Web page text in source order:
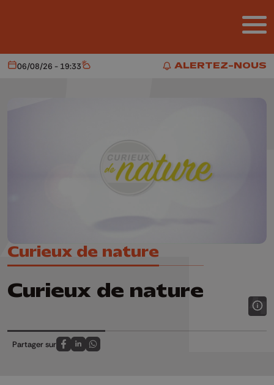
ALERTEZ-NOUS
ALERTEZ-NOUS
Aujourd'hui
06/08/26 - 19:33 Météo
Curieux de nature
Curieux de nature
Partager sur
Partagez sur FaceBook
Partagez sur LinkedIn
Partagez sur Whatsapp